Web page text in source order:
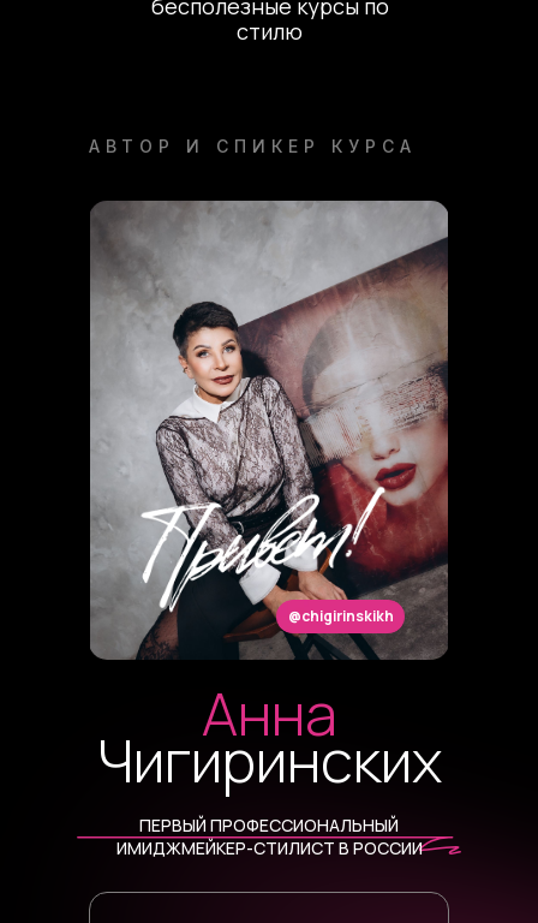
бесполезные курсы по
стилю
Анна
Чигиринских
ПЕРВЫЙ ПРОФЕССИОНАЛЬНЫЙ
ИМИДЖМЕЙКЕР-СТИЛИСТ В РОССИИ
@chigirinskikh
АВТОР И СПИКЕР КУРСА